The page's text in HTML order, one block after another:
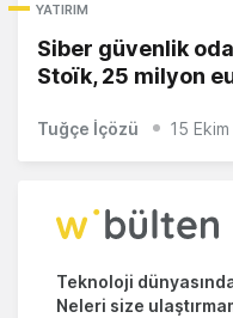
YATIRIM
Siber güvenlik
Stoïk, 25 milyon
Tuğçe İçözü 15
Teknoloji
Neleri size